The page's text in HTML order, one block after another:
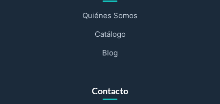
Quiénes Somos
Catálogo
Blog
Contacto